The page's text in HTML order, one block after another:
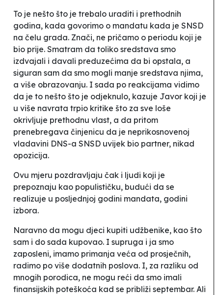
To je nešto što je trebalo uraditi i prethodnih
godina, kada govorimo o mandatu kada je SNSD
na čelu grada. Znači, ne pričamo o periodu koji je
bio prije. Smatram da toliko sredstava smo
izdvajali i davali preduzećima da bi opstala, a
siguran sam da smo mogli manje sredstava njima,
a više obrazovanju. I sada po reakcijama vidimo
da je to nešto što je odjeknulo, kazuje Javor koji je
u više navrata trpio kritike što za sve loše
okrivljuje prethodnu vlast, a da pritom
prenebregava činjenicu da je neprikosnovenoj
vladavini DNS-a SNSD uvijek bio partner, nikad
opozicija.
Ovu mjeru pozdravljaju čak i ljudi koji je
prepoznaju kao populističku, budući da se
realizuje u posljednjoj godini mandata, godini
izbora.
Naravno da mogu djeci kupiti udžbenike, kao što
sam i do sada kupovao. I supruga i ja smo
zaposleni, imamo primanja veća od prosječnih,
radimo po više dodatnih poslova. I, za razliku od
mnogih porodica, ne mogu reći da smo imali
finansijskih poteškoća kad se približi septembar. Ali